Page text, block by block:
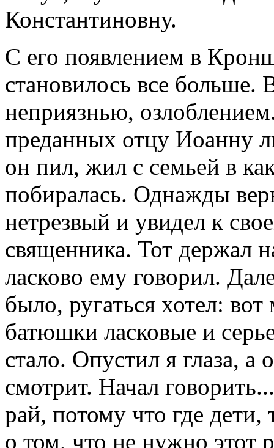
Константиновну.
С его появлением в
становилось все больше.
неприязнью,
преданных отцу Иоанну
он пил, жил с семьей в
побиралась. Однажды
нетрезвый и увидел к
священника. Тот держал
ласково ему говорил.
было, ругаться хотел:
батюшки ласковые и
стало. Опустил я глаза,
смотрит. Начал
рай, потому что где
о том, что не нужно этот